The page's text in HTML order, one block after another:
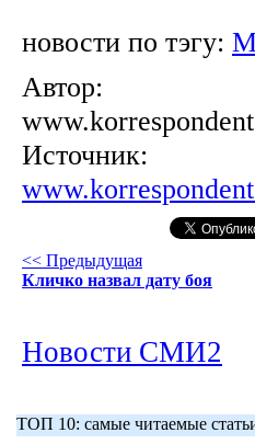
новости по тэгу:
Автор:
Источник:
<< Предыдущая
Кличко назвал дату боя
Новости СМИ2
ТОП 10: самые читаемые